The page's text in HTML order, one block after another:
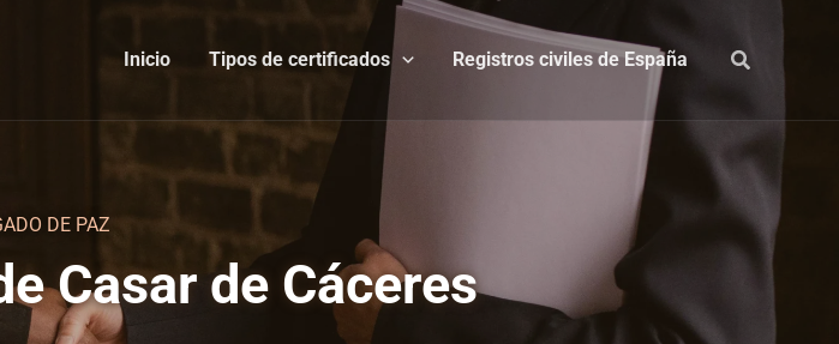
Inicio Tipos de certificados Registros civiles de España
DE PAZ
Casar de Cáceres